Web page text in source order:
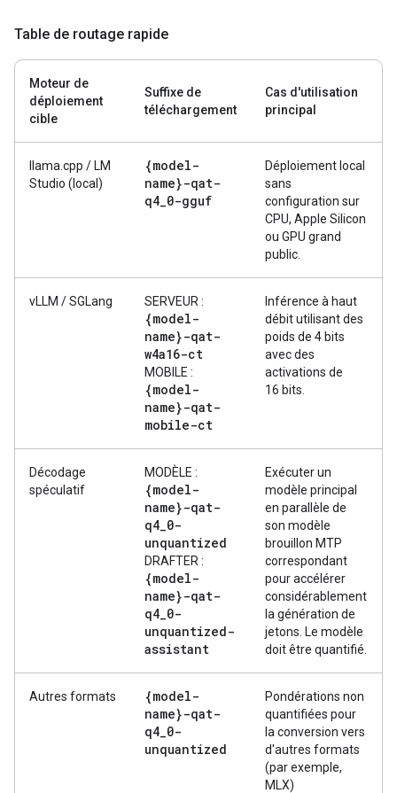
Table de routage rapide
Moteur de
déploiement
cible
Suffixe de
téléchargement
Cas d'utilisation
principal
llama.cpp / LM
Studio (local)
{model-
name}-qat-
q4_0-gguf
Déploiement local
sans
configuration sur
CPU, Apple Silicon
ou GPU grand
public.
vLLM / SGLang SERVEUR :
{model-
name}-qat-
w4a16-ct
MOBILE :
{model-
name}-qat-
mobile-ct
Inférence à haut
débit utilisant des
poids de 4 bits
avec des
activations de
16 bits.
Décodage
spéculatif
MODÈLE :
{model-
name}-qat-
q4_0-
unquantized
DRAFTER :
{model-
name}-qat-
q4_0-
unquantized-
assistant
Exécuter un
modèle principal
en parallèle de
son modèle
brouillon MTP
correspondant
pour accélérer
considérablement
la génération de
jetons. Le modèle
doit être quantifié.
Autres formats
{model-
name}-qat-
q4_0-
unquantized
Pondérations non
quantifiées pour
la conversion vers
d'autres formats
(par exemple,
MLX)